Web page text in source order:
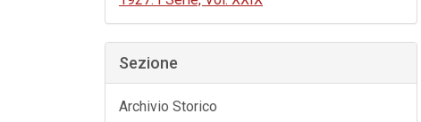
Sezione
Archivio Storico